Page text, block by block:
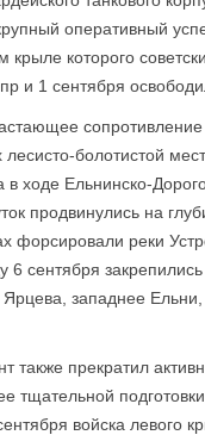
опера­тивный
которого
и 1 сентября
сопротивление
болотистой
ходе Ельнинско-
продвинулись на
форсировали реки
6 сентября
Ярцева, западнее
также прекратил
тщательной
войска левого